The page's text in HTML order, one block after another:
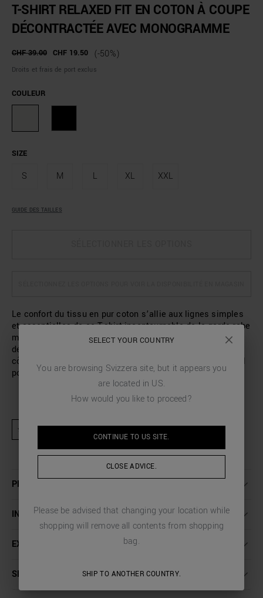
T-SHIRT RELAXED FIT EN COTON À COUPE
DÉCONTRACTÉE AVEC MONOGRAMME
CHF 39.00 CHF 19.50 (-50%)
Droits et frais de port exclus
COULEUR
SIZE
S M L XL XXL
GUIDE DES TAILLES
Le confort du tissu en pur coton s’allie aux lignes simples
et essentielles de ce T-shirt incontournable de la garde-robe
masculine. Antony Morato signe un t-shirt avec une coupe
décontractée et un petit monogramme caoutchouté sur le
côté cœur, la touche finale qui complète un vêtement idéal
pour vos looks quotidiens.
★ Produit exclu des activités promotionnelles et codes de réduction
PLUS DE DÉTAILS
INSTRUCTIONS DE LAVAGE
EXPÉDITION ET RETOURS
SERVICE CLIENT
SELECT YOUR COUNTRY
You are browsing Svizzera site, but it appears you
are located in US.
How would you like to proceed?
CONTINUE TO US SITE.
CLOSE ADVICE.
Please be advised that changing your location while
shopping will remove all contents from shopping
bag.
SHIP TO ANOTHER COUNTRY.